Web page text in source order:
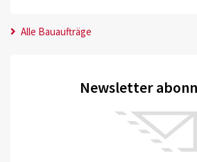
Alle Bauaufträge
Newsletter